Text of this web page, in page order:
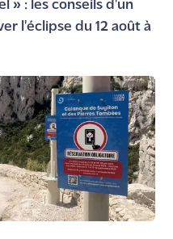
» : les conseils d'un
l'éclipse du 12 août à